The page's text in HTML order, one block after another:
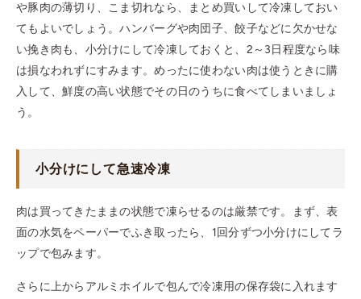
や豚肉の薄切り、こま切れなら、まとめ買いして冷凍しておい
てもよいでしょう。ハンバーグや肉団子、餃子などに欠かせな
い挽き肉も、小分けにして冷凍しておくと、2～3日程度なら味
は損なわれずにすみます。めったに使わない肉は使うときに購
入して、鮮度の高い状態でその日のうちに食べてしまいましょ
う。
小分けにして急速冷凍
肉は買ってきたままの状態で凍らせるのは厳禁です。まず、表
面の水気をペーパーでふき取ったら、1回分ずつ小分けにしてラ
ップで包みます。
さらに上からアルミホイルで包んで冷凍用の保存袋に入れます